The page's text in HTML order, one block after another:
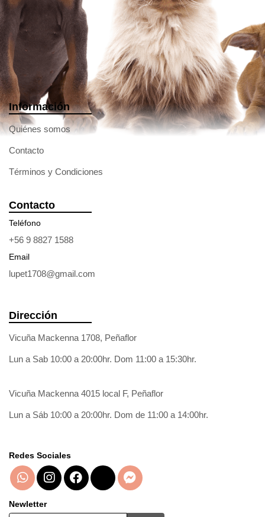
Información
Quiénes somos
Contacto
Términos y Condiciones
Contacto
Teléfono
+56 9 8827 1588
Email
lupet1708@gmail.com
Dirección
Vicuña Mackenna 1708, Peñaflor
Lun a Sab 10:00 a 20:00hr. Dom 11:00 a 15:30hr.
Vicuña Mackenna 4015 local F, Peñaflor
Lun a Sáb 10:00 a 20:00hr. Dom de 11:00 a 14:00hr.
Redes Sociales
Newletter